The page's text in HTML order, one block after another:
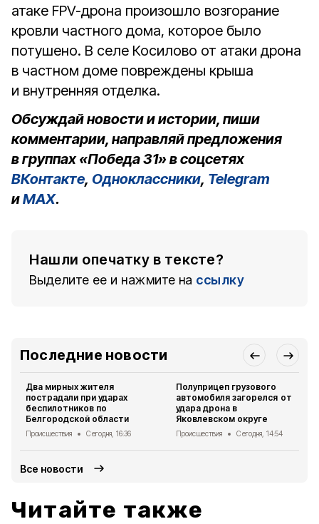
атаке FPV-дрона произошло возгорание
кровли частного дома, которое было
потушено. В селе Косилово от атаки дрона
в частном доме повреждены крыша
и внутренняя отделка.
Обсуждай новости и истории, пиши
комментарии, направляй предложения
в группах «Победа 31» в соцсетях
ВКонтакте, Одноклассники, Telegram
иMAX.
Нашли опечатку в тексте?
Выделите ее и нажмите на ссылку
Последние новости
Два мирных жителя
пострадали при ударах
беспилотников по
Белгородской области
Происшествия Сегодня, 16:36
Полуприцеп грузового
автомобиля загорелся от
удара дрона в
Яковлевском округе
Происшествия Сегодня, 14:54
Все новости
Читайте также